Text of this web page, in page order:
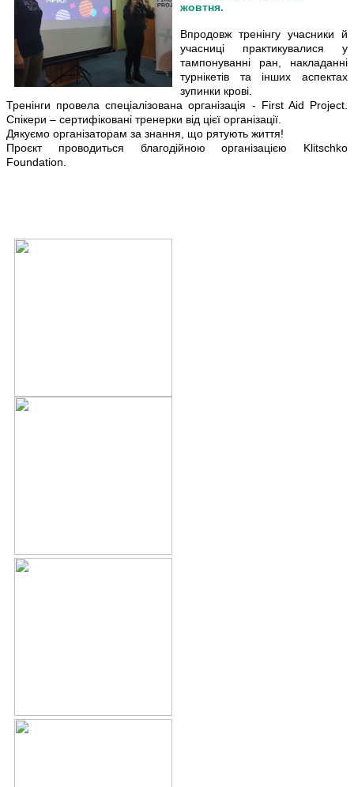
жовтня.
Впродовж тренінгу учасники й
учасниці практикувалися у
тампонуванні ран, накладанні
турнікетів та інших аспектах
зупинки крові.
Тренінги провела спеціалізована організація - First Aid Project.
Спікери – сертифіковані тренерки від цієї організації.
Дякуємо організаторам за знання, що рятують життя!
Проєкт проводиться благодійною організацією Klitschko
Foundation.